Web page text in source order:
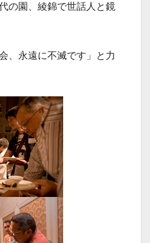
の園、綾錦で世話人と鏡
、永遠に不滅です」と力